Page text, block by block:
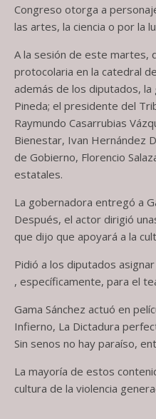
Congreso otorga a
las artes, la ciencia o por la
A la sesión de este martes,
protocolaria en la catedral
además de los diputados, la
Pineda; el presidente del
Raymundo Casarrubias
Bienestar, Ivan Hernández
de Gobierno, Florencio
estatales.
La gobernadora entregó a
Después, el actor dirigió
que dijo que apoyará a la
Pidió a los diputados
, específicamente, para el
Gama Sánchez actuó en
Infierno, La Dictadura
Sin senos no hay paraíso,
La mayoría de estos
cultura de la violencia